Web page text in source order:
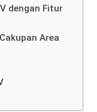
dengan Fitur
Area